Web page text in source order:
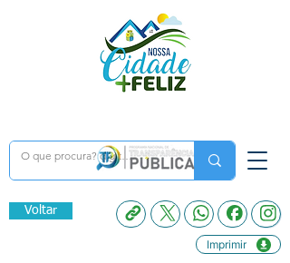
Voltar
Imprimir